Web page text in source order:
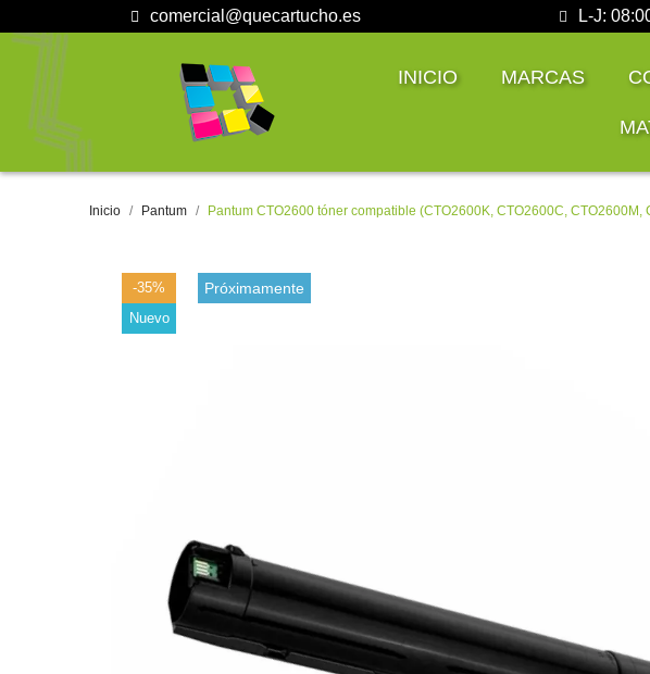
comercial@quecartucho.es L-J:
INICIO MARCAS
Inicio Pantum Pantum CTO2600 tóner compatible (CTO2600K, CTO2600C, CTO2600M,
-35%
Nuevo
Próximamente